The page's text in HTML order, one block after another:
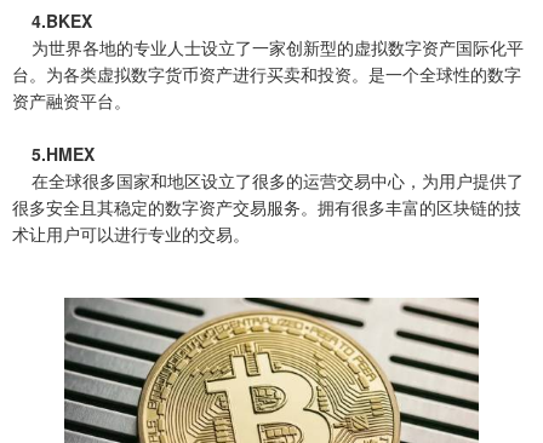
4.BKEX
为世界各地的专业人士设立了一家创新型的虚拟数字资产国际化平
台。为各类虚拟数字货币资产进行买卖和投资。是一个全球性的数字
资产融资平台。
5.HMEX
在全球很多国家和地区设立了很多的运营交易中心，为用户提供了
很多安全且其稳定的数字资产交易服务。拥有很多丰富的区块链的技
术让用户可以进行专业的交易。